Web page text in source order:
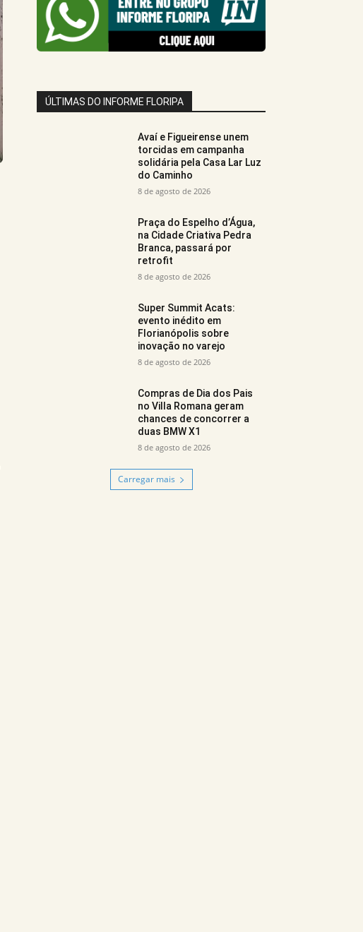
ÚLTIMAS DO INFORME FLORIPA
Avaí e Figueirense unem
torcidas em campanha
solidária pela Casa Lar Luz
do Caminho
8 de agosto de 2026
Praça do Espelho d’Água,
na Cidade Criativa Pedra
Branca, passará por
retrofit
8 de agosto de 2026
Super Summit Acats:
evento inédito em
Florianópolis sobre
inovação no varejo
8 de agosto de 2026
Compras de Dia dos Pais
no Villa Romana geram
chances de concorrer a
duas BMW X1
8 de agosto de 2026
Carregar mais